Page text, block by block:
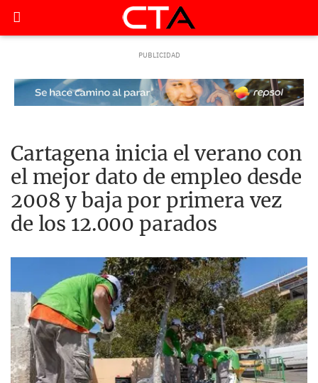
Cartagena inicia el verano con
el mejor dato de empleo desde
2008 y baja por primera vez
de los 12.000 parados